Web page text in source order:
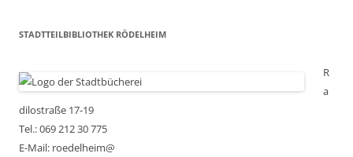
STADTTEILBIBLIOTHEK RÖDELHEIM
R
a
dilostraße 17-19
Tel.: 069 212 30 775
E-Mail: roedelheim@